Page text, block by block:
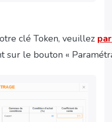
clé Token, veuillez
sur le bouton «